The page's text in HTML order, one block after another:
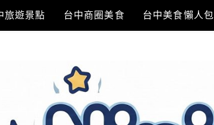
旅遊景點 台中商圈美食 台中美食懶人包